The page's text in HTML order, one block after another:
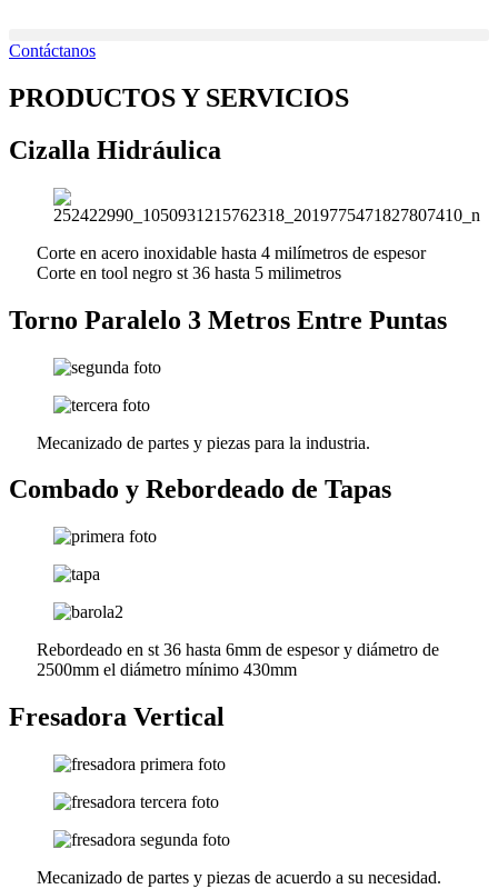
contenido
Contáctanos
PRODUCTOS Y SERVICIOS
Cizalla Hidráulica
Corte en acero inoxidable hasta 4 milímetros de espesor
Corte en tool negro st 36 hasta 5 milimetros
Torno Paralelo 3 Metros Entre Puntas
Mecanizado de partes y piezas para la industria.
Combado y Rebordeado de Tapas
Rebordeado en st 36 hasta 6mm de espesor y diámetro de
2500mm el diámetro mínimo 430mm
Fresadora Vertical
Mecanizado de partes y piezas de acuerdo a su necesidad.